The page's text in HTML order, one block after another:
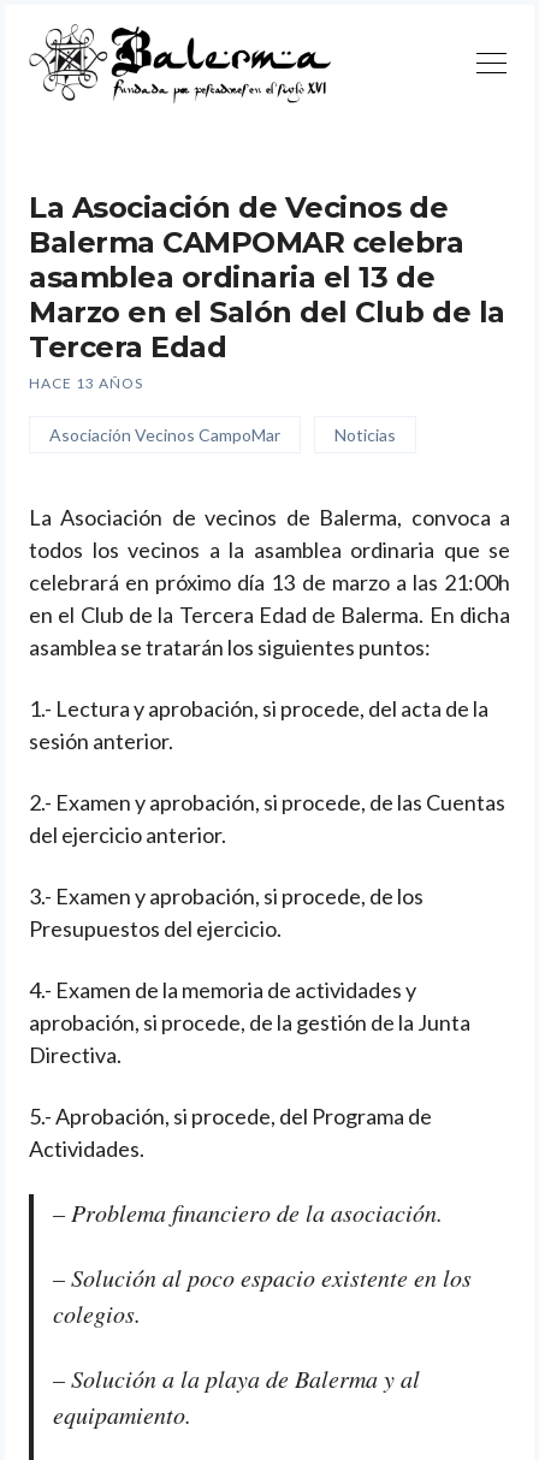
Continuar
Buscar
La Asociación de Vecinos de
Balerma CAMPOMAR celebra
asamblea ordinaria el 13 de
Marzo en el Salón del Club de la
Tercera Edad
HACE 13 AÑOS
Asociación Vecinos CampoMar Noticias
La Asociación de vecinos de Balerma, convoca a
todos los vecinos a la asamblea ordinaria que se
celebrará en próximo día 13 de marzo a las 21:00h
en el Club de la Tercera Edad de Balerma. En dicha
asamblea se tratarán los siguientes puntos:
1.- Lectura y aprobación, si procede, del acta de la
sesión anterior.
2.- Examen y aprobación, si procede, de las Cuentas
del ejercicio anterior.
3.- Examen y aprobación, si procede, de los
Presupuestos del ejercicio.
4.- Examen de la memoria de actividades y
aprobación, si procede, de la gestión de la Junta
Directiva.
5.- Aprobación, si procede, del Programa de
Actividades.
– Problema financiero de la asociación.
– Solución al poco espacio existente en los
colegios.
– Solución a la playa de Balerma y al
equipamiento.